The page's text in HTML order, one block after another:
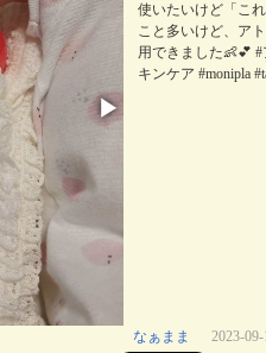
▶
使いたいけど「こ
こと多いけど、ア
用できました👶💕
キンケア #monipla
なぁまま 2023-